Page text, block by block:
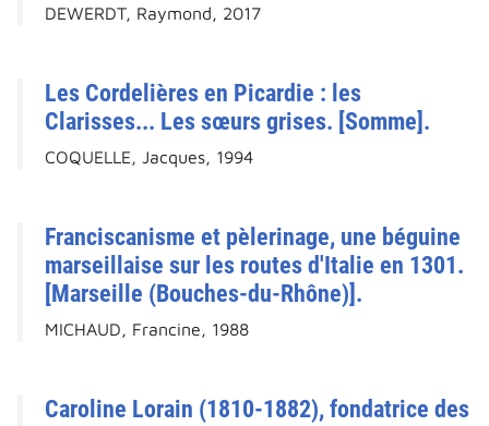
DEWERDT, Raymond, 2017
Les Cordelières en Picardie : les
Clarisses... Les sœurs grises. [Somme].
COQUELLE, Jacques, 1994
Franciscanisme et pèlerinage, une béguine
marseillaise sur les routes d'Italie en 1301.
[Marseille (Bouches-du-Rhône)].
MICHAUD, Francine, 1988
Caroline Lorain (1810-1882), fondatrice des